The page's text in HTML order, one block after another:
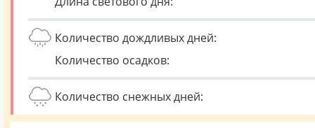
Количество дождливых дней:
Количество осадков:
Количество снежных дней: